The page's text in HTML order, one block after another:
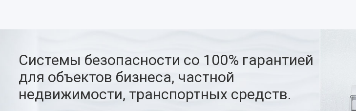
комплектации: готовые и
Системы безопасности со 100% гарантией
для объектов бизнеса, частной
недвижимости, транспортных средств.